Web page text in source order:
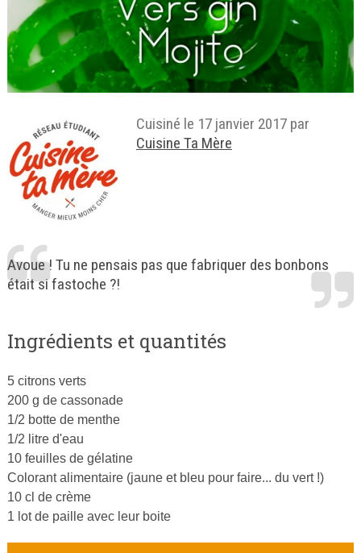
Cuisiné le 17 janvier 2017 par
Cuisine Ta Mère
Avoue ! Tu ne pensais pas que fabriquer des bonbons
était si fastoche ?!
Ingrédients et quantités
5 citrons verts
200 g de cassonade
1/2 botte de menthe
1/2 litre d'eau
10 feuilles de gélatine
Colorant alimentaire (jaune et bleu pour faire... du vert !)
10 cl de crème
1 lot de paille avec leur boite